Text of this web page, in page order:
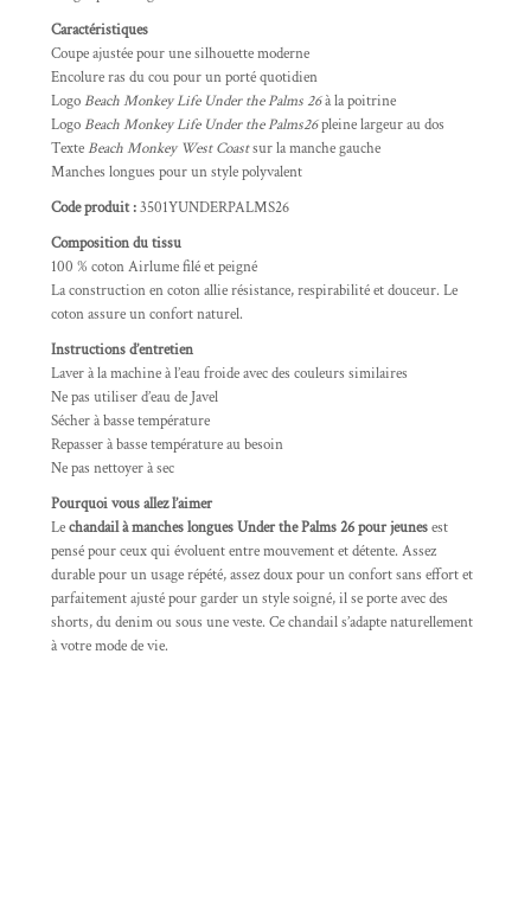
Caractéristiques
Coupe ajustée pour une silhouette moderne
Encolure ras du cou pour un porté quotidien
LogoBeach Monkey Life Under the Palms 26à la poitrine
LogoBeach Monkey Life Under the Palms26pleine largeur au dos
TexteBeach Monkey West Coastsur la manche gauche
Manches longues pour un style polyvalent
Code produit :3501YUNDERPALMS26
Composition du tissu
100 % coton Airlume filé et peigné
La construction en coton allie résistance, respirabilité et douceur. Le
coton assure un confort naturel.
Instructions d’entretien
Laver à la machine à l’eau froide avec des couleurs similaires
Ne pas utiliser d’eau de Javel
Sécher à basse température
Repasser à basse température au besoin
Ne pas nettoyer à sec
Pourquoi vous allez l’aimer
Lechandail à manches longues Under the Palms 26 pour jeunesest
pensé pour ceux qui évoluent entre mouvement et détente. Assez
durable pour un usage répété, assez doux pour un confort sans effort et
parfaitement ajusté pour garder un style soigné, il se porte avec des
shorts, du denim ou sous une veste. Ce chandail s’adapte naturellement
à votre mode de vie.